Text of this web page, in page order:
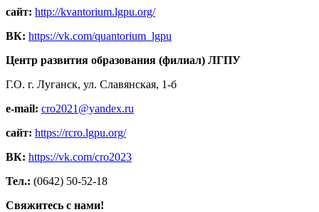
сайт: http://kvantorium.lgpu.org/
ВК: https://vk.com/quantorium_lgpu
Центр развития образования (филиал) ЛГПУ
Г.О. г. Луганск, ул. Славянская, 1-б
e-mail: cro2021@yandex.ru
сайт: https://rcro.lgpu.org/
ВК: https://vk.com/cro2023
Тел.: (0642) 50-52-18
Свяжитесь с нами!